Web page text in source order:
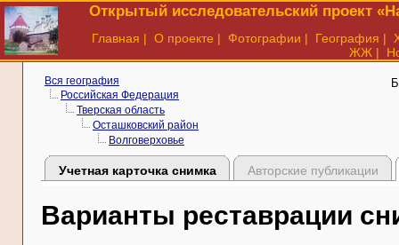
Открытый исследовательский проект
Главная | О проекте | Фотографии | География |
ЖЖ |
Вся география
Российская Федерация
Тверская область
Осташковский район
Волговерховье
Учетная карточка снимка Авторские публикации
Варианты реставрации